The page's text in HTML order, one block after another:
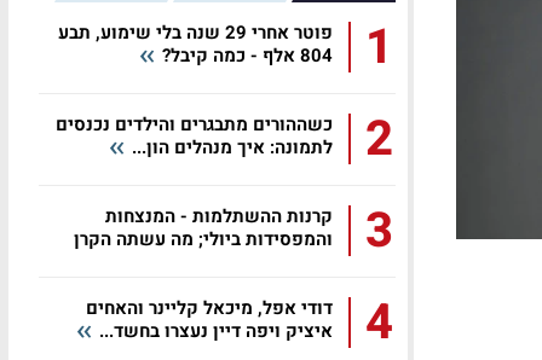
1
פוטר אחרי 29 שנה בלי שימוע, תבע
804 אלף - כמה קיבל?
2
כשההורים מתבגרים והילדים נכנסים
לתמונה: איך מנהלים הון...
3
קרנות ההשתלמות - המנצחות
והמפסידות ביולי; מה עשתה הקרן
4
דודי אפל, מיכאל קליינר והאחים
איציק ויפה דיין נעצרו בחשד...